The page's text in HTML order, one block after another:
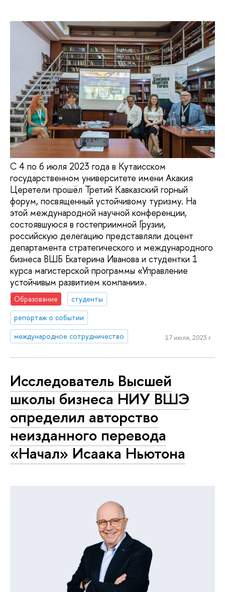
C 4 по 6 июля 2023 года в Кутаисском
государственном университете имени Акакия
Церетели прошёл Третий Кавказский горный
форум, посвященный устойчивому туризму. На
этой международной научной конференции,
состоявшуюся в гостеприимной Грузии,
российскую делегацию представляли доцент
департамента стратегического и международного
бизнеса ВШБ Екатерина Иванова и студентки 1
курса магистерской программы «Управление
устойчивым развитием компании».
Образование
студенты
репортаж о событии
международное сотрудничество
17 июля, 2023 г.
Исследователь Высшей
школы бизнеса НИУ ВШЭ
определил авторство
неизданного перевода
«Начал» Исаака Ньютона